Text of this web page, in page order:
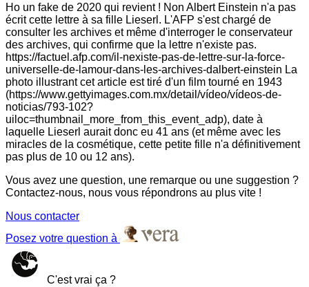
Ho un fake de 2020 qui revient ! Non Albert Einstein n'a pas
écrit cette lettre à sa fille Lieserl. L'AFP s'est chargé de
consulter les archives et même d'interroger le conservateur
des archives, qui confirme que la lettre n'existe pas.
https://factuel.afp.com/il-nexiste-pas-de-lettre-sur-la-force-
universelle-de-lamour-dans-les-archives-dalbert-einstein La
photo illustrant cet article est tiré d'un film tourné en 1943
(https://www.gettyimages.com.mx/detail/vídeo/vídeos-de-
noticias/793-102?
uiloc=thumbnail_more_from_this_event_adp), date à
laquelle Lieserl aurait donc eu 41 ans (et même avec les
miracles de la cosmétique, cette petite fille n'a définitivement
pas plus de 10 ou 12 ans).
Vous avez une question, une remarque ou une suggestion ?
Contactez-nous, nous vous répondrons au plus vite !
Nous contacter
Posez votre question à
C'est vrai ça ?